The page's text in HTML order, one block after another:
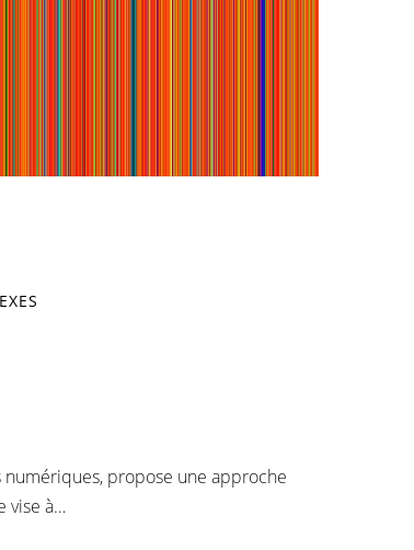
numériques, propose une approche
vise à…